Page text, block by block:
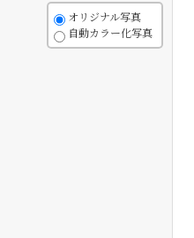
オリジナル写真
自動カラー化写真